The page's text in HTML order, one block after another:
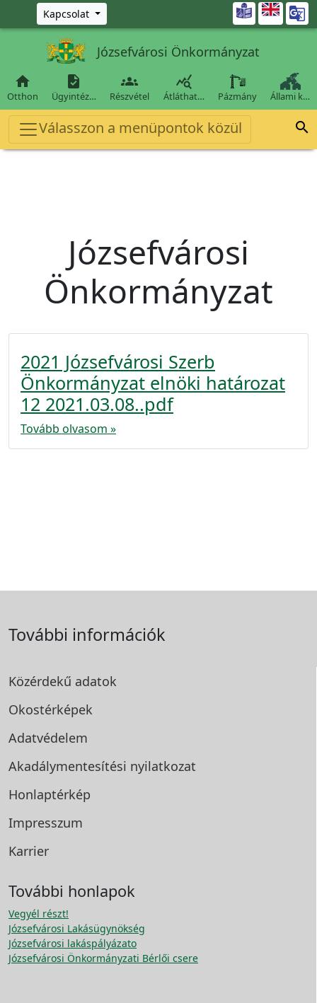
Ugrás a fő tartalomra
Kapcsolat 
Józsefvárosi Önkormányzat

Otthon

Ügyintéz…

Részvétel

Átláthat… Pázmány Állami k…
Válasszon a menüpontok közül 
Józsefvárosi
Önkormányzat
2021 Józsefvárosi Szerb
Önkormányzat elnöki határozat
12 2021.03.08..pdf
Tovább olvasom »
További információk
Közérdekű adatok
Okostérképek
Adatvédelem
Akadálymentesítési nyilatkozat
Honlaptérkép
Impresszum
Karrier
További honlapok
Vegyél részt!
Józsefvárosi Lakásügynökség
Józsefvárosi lakáspályázato
Józsefvárosi Önkormányzati Bérlői csere